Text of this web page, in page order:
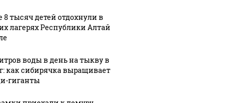
8 тысяч детей отдохнули в
лагерях Республики Алтай
воды в день на тыкву в
как сибирячка выращивает
гиганты